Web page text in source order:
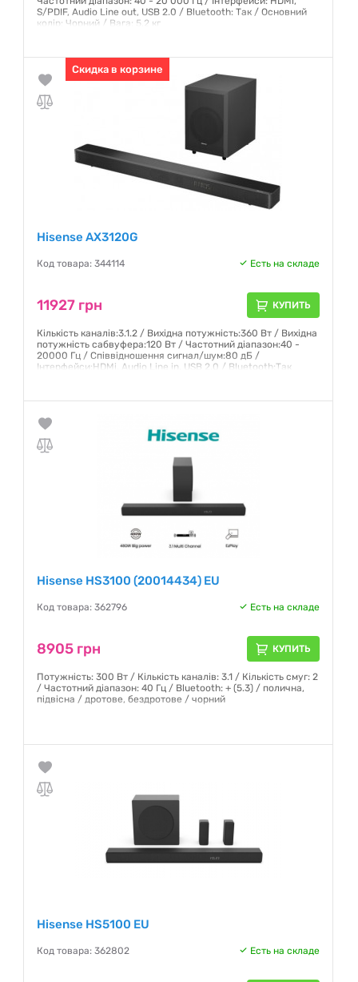
S/PDIF, Audio Line out, USB 2.0 / Bluetooth: Так / Основний
колір: Чорний / Вага: 5.2 кг
Скидка в корзине
Hisense AX3120G
Код товара: 344114 Есть на складе
11927 грн КУПИТЬ
Кількість каналів:3.1.2 / Вихідна потужність:360 Вт / Вихідна
потужність сабвуфера:120 Вт / Частотний діапазон:40 -
20000 Гц / Співвідношення сигнал/шум:80 дБ /
Інтерфейси:HDMi, Audio Line in, USB 2.0 / Bluetooth:Так
Hisense HS3100 (20014434) EU
Код товара: 362796 Есть на складе
8905 грн КУПИТЬ
Потужність: 300 Вт / Кількість каналів: 3.1 / Кількість смуг: 2
/ Частотний діапазон: 40 Гц / Bluetooth: + (5.3) / полична,
підвісна / дротове, бездротове / чорний
Hisense HS5100 EU
Код товара: 362802 Есть на складе